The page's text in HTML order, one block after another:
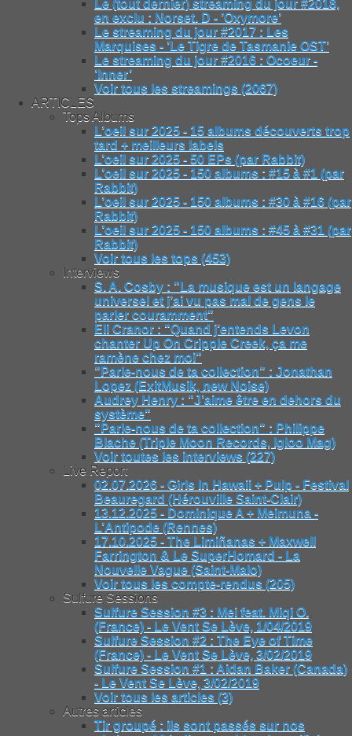
Le (tout dernier) streaming du jour #2018,
en exclu : Norset. D - ’Oxymore’
Le streaming du jour #2017 : Les
Marquises - ’Le Tigre de Tasmanie OST’
Le streaming du jour #2016 : Ocoeur -
’Inner’
Voir tous les streamings (2067)
ARTICLES
Tops Albums
L’oeil sur 2025 - 15 albums découverts trop
tard + meilleurs labels
L’oeil sur 2025 - 50 EPs (par Rabbit)
L’oeil sur 2025 - 150 albums : #15 à #1 (par
Rabbit)
L’oeil sur 2025 - 150 albums : #30 à #16 (par
Rabbit)
L’oeil sur 2025 - 150 albums : #45 à #31 (par
Rabbit)
Voir tous les tops (453)
Interviews
S. A. Cosby : "La musique est un langage
universel et j’ai vu pas mal de gens le
parler couramment"
Eli Cranor : "Quand j’entends Levon
chanter Up On Cripple Creek, ça me
ramène chez moi"
"Parle-nous de ta collection" : Jonathan
Lopez (ExitMusik, new Noise)
Audrey Henry : "J’aime être en dehors du
système"
"Parle-nous de ta collection" : Philippe
Blache (Triple Moon Records, Igloo Mag)
Voir toutes les interviews (227)
Live Report
02.07.2026 - Girls In Hawaii + Pulp - Festival
Beauregard (Hérouville Saint-Clair)
13.12.2025 - Dominique A + Meimuna -
L’Antipode (Rennes)
17.10.2025 - The Limiñanas + Maxwell
Farrington & Le SuperHomard - La
Nouvelle Vague (Saint-Malo)
Voir tous les compte-rendus (205)
Sulfure Sessions
Sulfure Session #3 : Mei feat. Miqi O.
(France) - Le Vent Se Lève, 1/04/2019
Sulfure Session #2 : The Eye of Time
(France) - Le Vent Se Lève, 3/02/2019
Sulfure Session #1 : Aidan Baker (Canada)
- Le Vent Se Lève, 3/02/2019
Voir tous les articles (3)
Autres articles
Tir groupé : ils sont passés sur nos